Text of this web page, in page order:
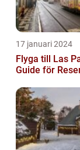
17 januari 2024
Flyga till Las
Guide för